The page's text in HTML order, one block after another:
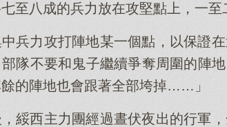
至八成的兵力放在攻堅點上，一至
兵力攻打陣地某一個點，以保證
隊不要和鬼子繼續爭奪周圍的陣
的陣地也會跟著全部垮掉……」
綏西主力團經過晝伏夜出的行軍